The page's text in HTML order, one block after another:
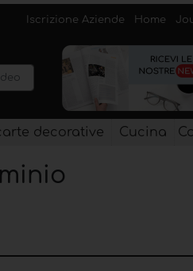
Iscrizione Aziende Home
decorative Cucina